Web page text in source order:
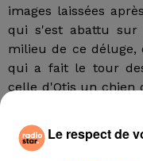
images laissées
qui s'est abattu sur
milieu de ce
qui a fait le tour
celle d'Otis un chien
croquettes au
que l'Ouragan allait
Il a gardé son sac
Le respect de